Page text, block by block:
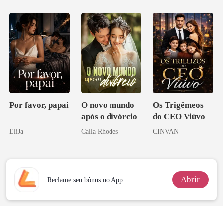
Marcada
Por favor, papai
EliJa
O novo mundo
após o divórcio
Calla Rhodes
Os Trigêmeos
do CEO Viúvo
CINVAN
Reclame seu bônus no App Abrir